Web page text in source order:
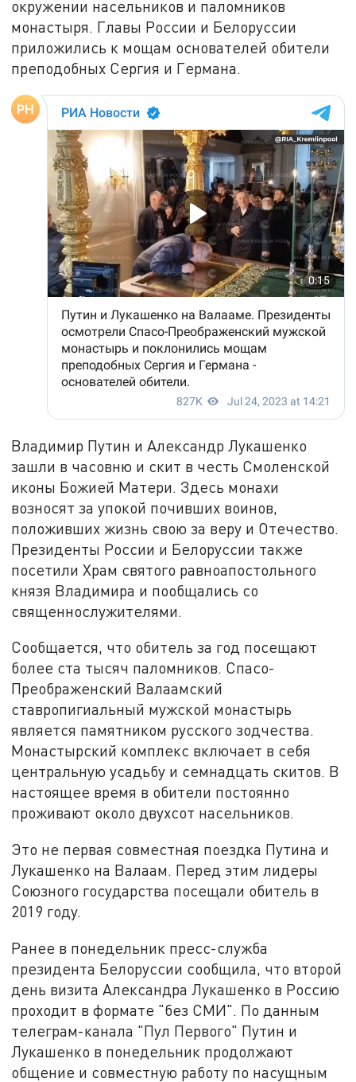
окружении насельников и паломников
монастыря. Главы России и Белоруссии
приложились к мощам основателей обители
преподобных Сергия и Германа.
Владимир Путин и Александр Лукашенко
зашли в часовню и скит в честь Смоленской
иконы Божией Матери. Здесь монахи
возносят за упокой почивших воинов,
положивших жизнь свою за веру и Отечество.
Президенты России и Белоруссии также
посетили Храм святого равноапостольного
князя Владимира и пообщались со
священнослужителями.
Сообщается, что обитель за год посещают
более ста тысяч паломников. Спасо-
Преображенский Валаамский
ставропигиальный мужской монастырь
является памятником русского зодчества.
Монастырский комплекс включает в себя
центральную усадьбу и семнадцать скитов. В
настоящее время в обители постоянно
проживают около двухсот насельников.
Это не первая совместная поездка Путина и
Лукашенко на Валаам. Перед этим лидеры
Союзного государства посещали обитель в
2019 году.
Ранее в понедельник пресс-служба
президента Белоруссии сообщила, что второй
день визита Александра Лукашенко в Россию
проходит в формате "без СМИ". По данным
телеграм-канала "Пул Первого" Путин и
Лукашенко в понедельник продолжают
общение и совместную работу по насущным